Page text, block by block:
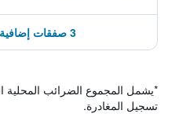
3 صفقات إضافية ابتداءً من 222 ﷼
*يشمل المجموع الضرائب المحلية
تسجيل المغادرة.